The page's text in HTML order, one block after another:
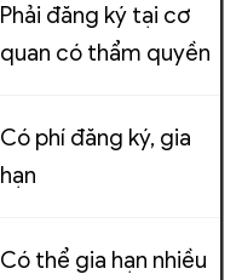
Phải đăng ký tại cơ
quan có thẩm quyền
Có phí đăng ký, gia
hạn
Có thể gia hạn nhiều